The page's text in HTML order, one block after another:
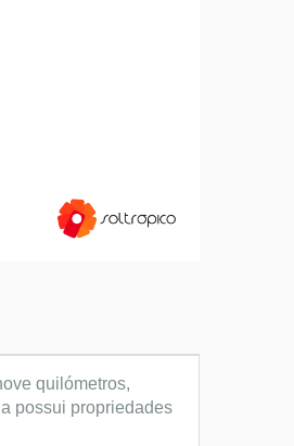
quilómetros,
possui propriedades